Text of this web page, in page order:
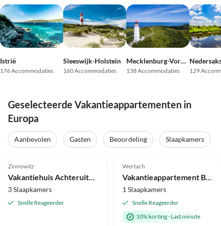
Istrië
176 Accommodaties
Sleeswijk-Holstein
160 Accommodaties
Mecklenburg-Vorpommern
138 Accommodaties 129
Geselecteerde Vakantieappartementen in
Europa
Aanbevolen Gasten Beoordeling Slaapkamers
Top-
Advertentie
Zinnowitz
Vakantiehuis Achteruitkijkpost
3 Slaapkamers
Snelle Reageerder
rondleiding
Super gastheer
Top-
Advertentie
Wertach
Vakantieappartement Bernstein inclusief sauna in Wellnesshof Blenk
1 Slaapkamers
Snelle Reageerder
10% korting· Last minute